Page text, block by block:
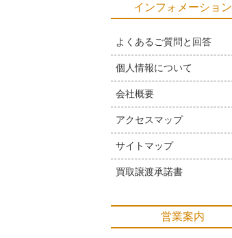
インフォメーション
よくあるご質問と回答
個人情報について
会社概要
アクセスマップ
サイトマップ
買取譲渡承諾書
営業案内